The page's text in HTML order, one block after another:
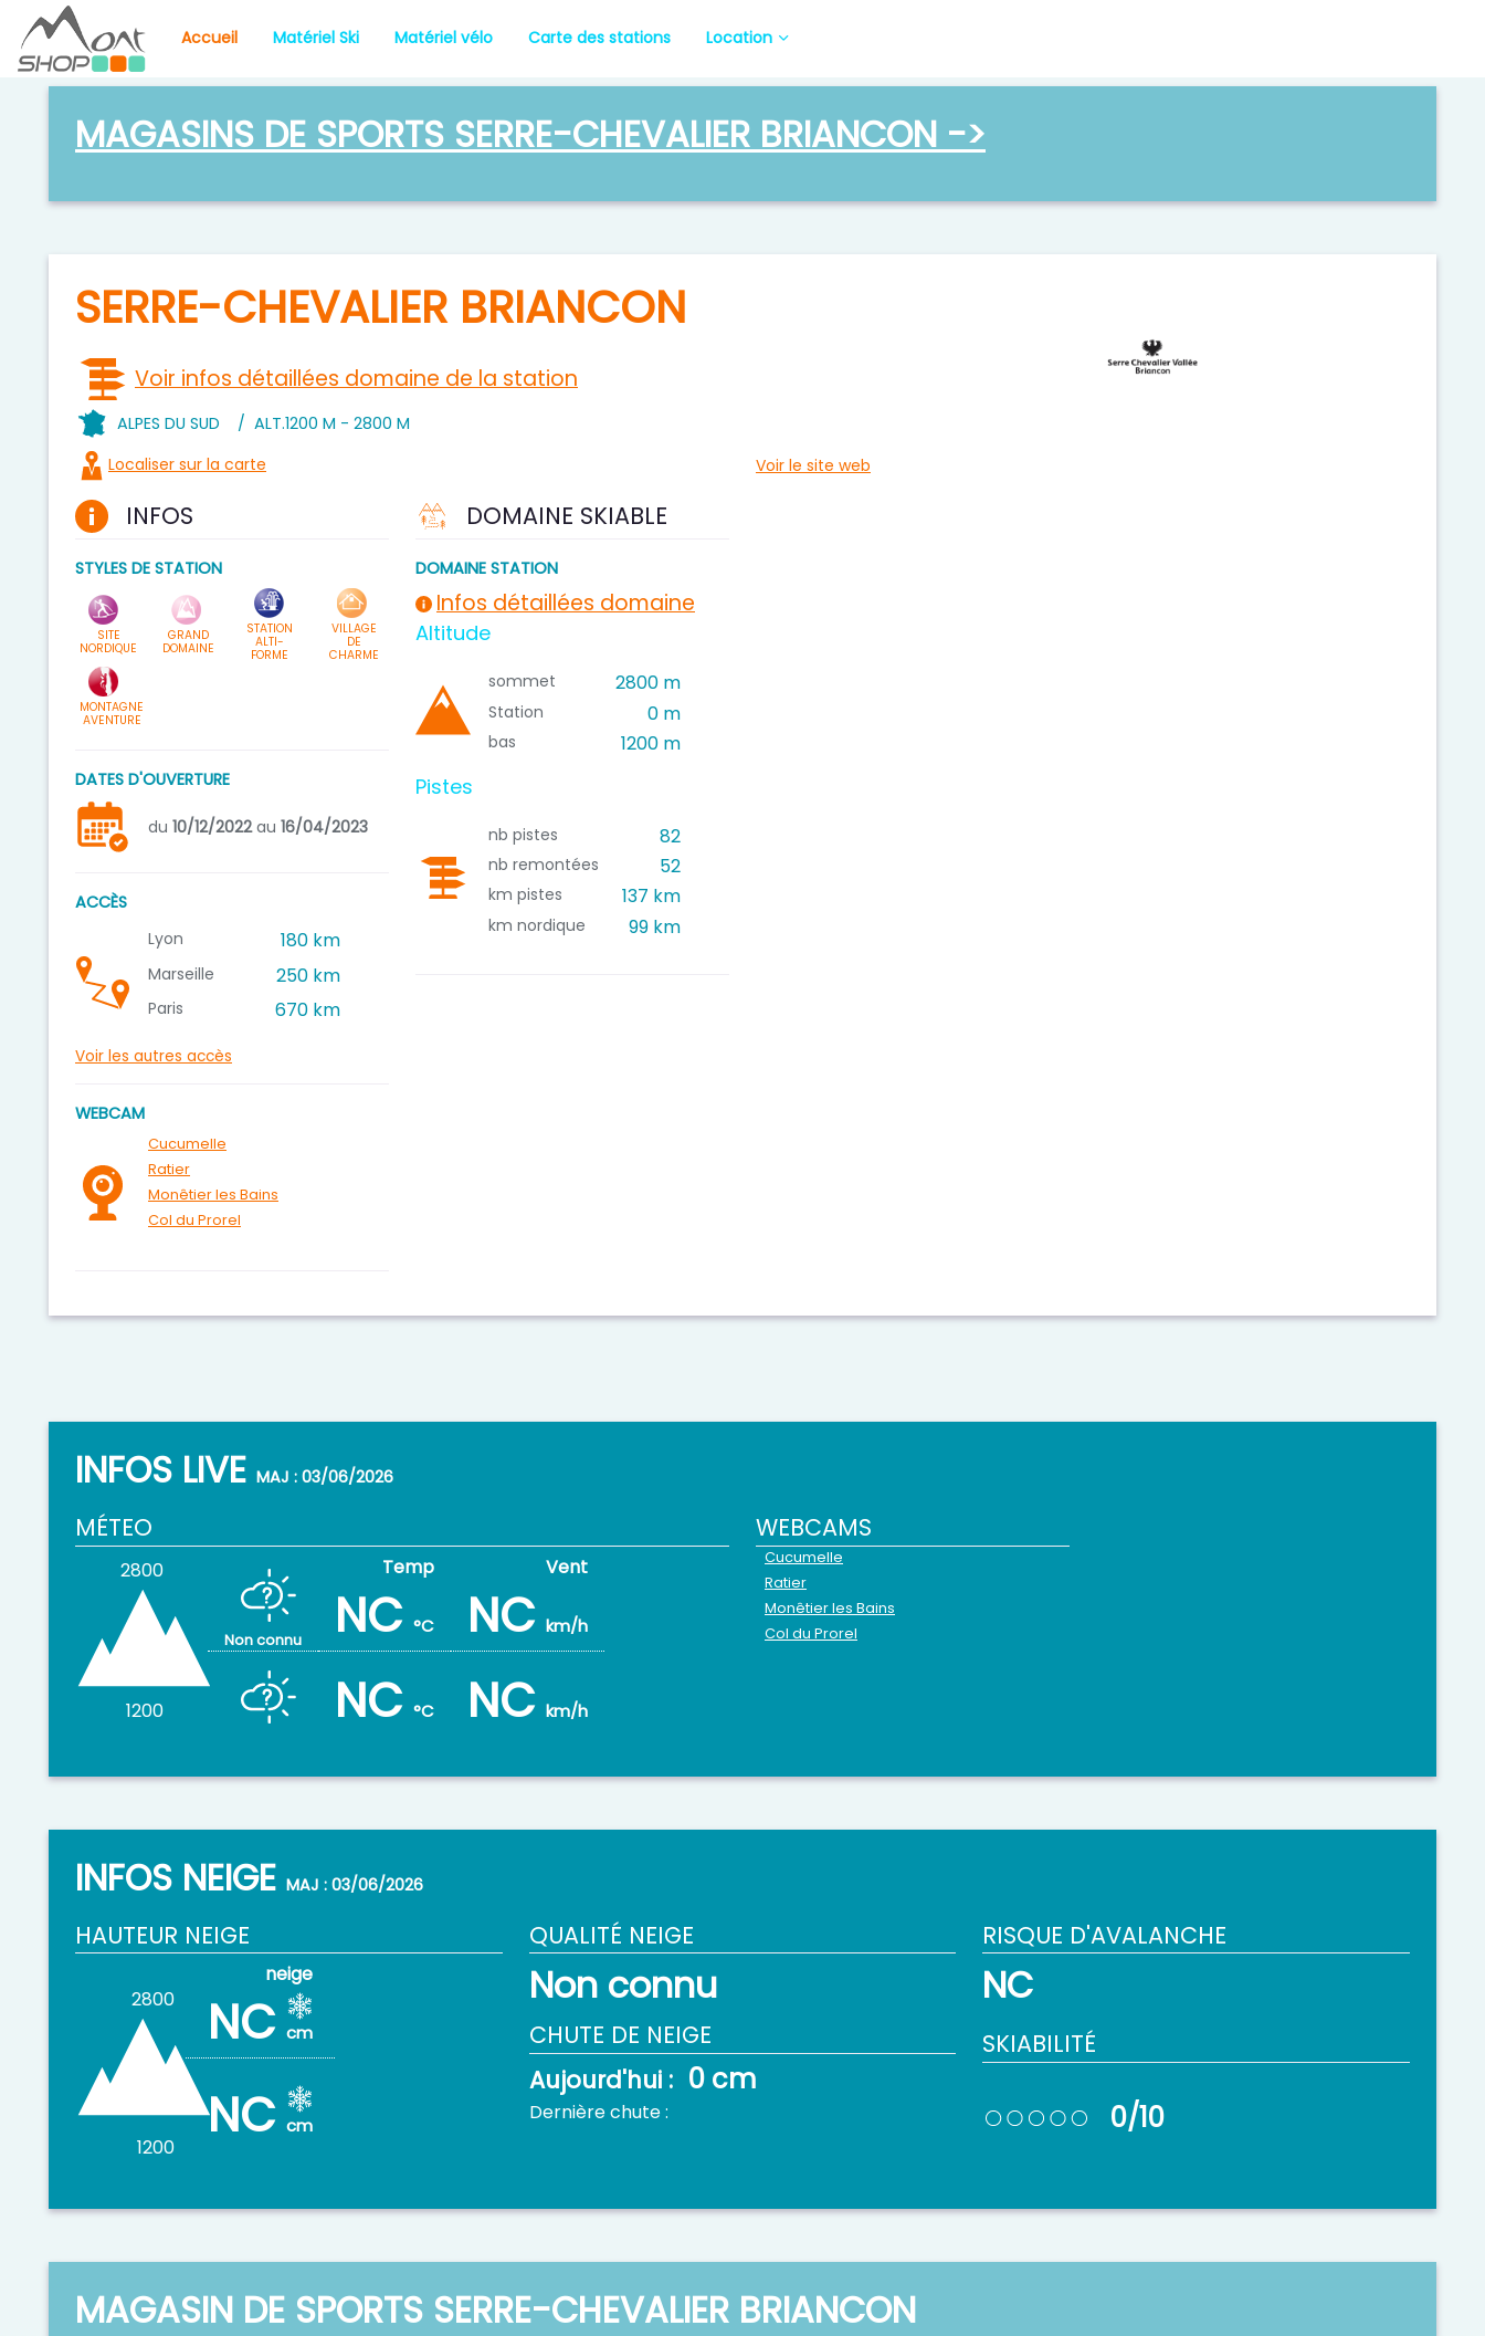
Accueil Matériel Ski Matériel vélo Carte des stations Location
MAGASINS DE SPORTS SERRE-CHEVALIER BRIANCON ->
SERRE-CHEVALIER BRIANCON
Voir infos détaillées domaine de la station
ALPES DU SUD / ALT.1200 M - 2800 M
Localiser sur la carte
Voir le site web
INFOS
STYLES DE STATION
SITE
NORDIQUE
GRAND
DOMAINE
STATION
ALTI-
FORME
VILLAGE
DE
CHARME
MONTAGNE
AVENTURE
DATES D'OUVERTURE
du 10/12/2022 au 16/04/2023
ACCÈS
Lyon
180 km
Marseille 250 km
Paris 670 km
Voir les autres accès
WEBCAM
Cucumelle
Ratier
Monêtier les Bains
Col du Prorel
DOMAINE SKIABLE
DOMAINE STATION
Infos détaillées domaine
Altitude
sommet 2800 m
Station 0 m
bas 1200 m
Pistes
nb pistes 82
nb remontées 52
km pistes 137 km
km nordique 99 km
INFOS LIVE MAJ : 03/06/2026
MÉTEO
2800
Non connu NC °C NC km/h
1200 NC °C NC km/h
WEBCAMS
Cucumelle
Ratier
Monêtier les Bains
Col du Prorel
INFOS NEIGE MAJ : 03/06/2026
HAUTEUR NEIGE
2800 NC cm
1200 NC cm
QUALITÉ NEIGE
Non connu
CHUTE DE NEIGE
Aujourd'hui : 0 cm
Dernière chute :
RISQUE D'AVALANCHE
NC
SKIABILITÉ
0/10
MAGASIN DE SPORTS SERRE-CHEVALIER BRIANCON